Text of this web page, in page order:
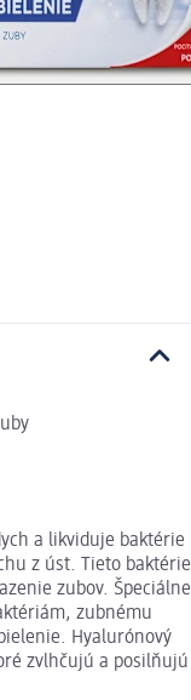
a likviduje baktérie
z úst. Tieto baktérie
zubov. Špeciálne
zubnému
Hyalurónový
zvlhčujú a posilňujú